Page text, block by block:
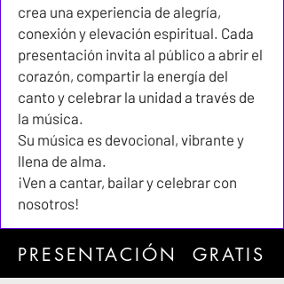
crea una experiencia de alegría,
conexión y elevación espiritual. Cada
presentación invita al público a abrir el
corazón, compartir la energía del
canto y celebrar la unidad a través de
la música.
Su música es devocional, vibrante y
llena de alma.
¡Ven a cantar, bailar y celebrar con
nosotros!
PRESENTACIÓN GRATIS